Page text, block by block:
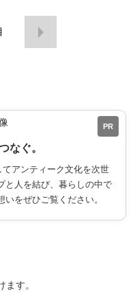
PR
なぐ。
アンティーク文化を次世
と人を結び、暮らしの中で
をぜひご覧ください。
す。